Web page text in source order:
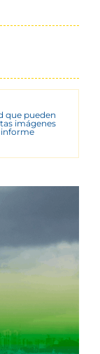
que pueden
imágenes
informe